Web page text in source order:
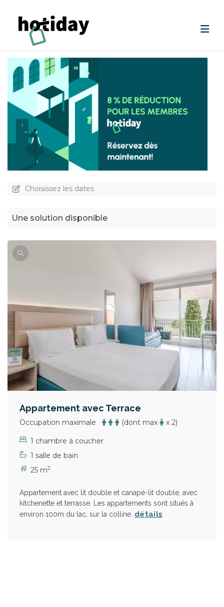
Choisissez les dates
Une solution disponible
Appartement avec Terrace
Occupation maximale (dont max x 2)
1 chambre à coucher
1 salle de bain
25 m2
Appartement avec lit double et canapé-lit double, avec
kitchenette et terrasse. Les appartements sont situés à
environ 100m du lac, sur la colline. détails